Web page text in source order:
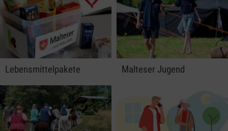
Lebensmittelpakete Malteser Jugend